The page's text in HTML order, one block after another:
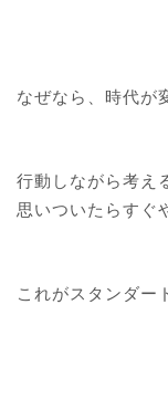
なぜなら、時代が
行動しながら考え
思いついたらすぐ
これがスタンダー